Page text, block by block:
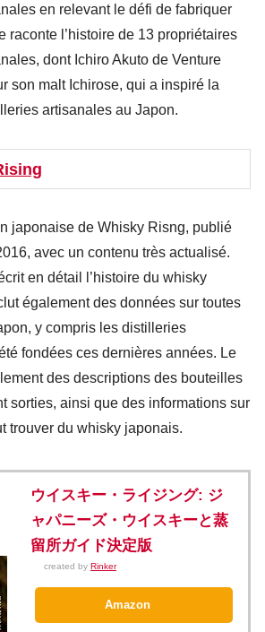
en relevant le défi de fabriquer
raconte l’histoire de 13 propriétaires
dont Ichiro Akuto de Venture
son malt Ichirose, qui a inspiré la
artisanales au Japon.
japonaise de Whisky Risng, publié
avec un contenu très actualisé.
en détail l’histoire du whisky
également des données sur toutes
y compris les distilleries
fondées ces dernières années. Le
des descriptions des bouteilles
sorties, ainsi que des informations sur
trouver du whisky japonais.
ウイスキー・ライジング: ジ
ャパニーズ・ウイスキーと蒸
留所ガイド決定版
created by Rinker
Amazon